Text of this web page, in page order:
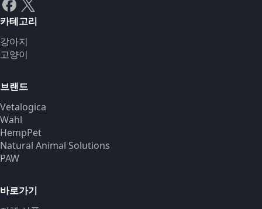
카테고리
강아지
고양이
브랜드
Vetalogica
Wahl
HempPet
Natural Animal Solutions
PAW
바로가기